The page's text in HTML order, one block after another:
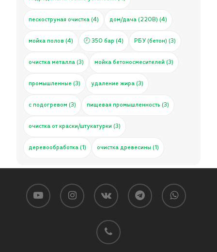
Доставка (выберите город и способ доставки):
Почта ПЭК
Энергия
пескоструная очистка (4) дом/дача (220В) (4)
мойка полов (4) 🕗 350 бар (4) РБУ (бетон) (3)
очистка металла (3) мойка бетоносмесителей (3)
промышленные (3) удаление жира (3)
с подогревом (3) пищевая промышленность (3)
очистка от краски/штукатурки (3)
деревообработка (1) очистка древесины (1)
youtube instagram vk telegram whatsapp
phone